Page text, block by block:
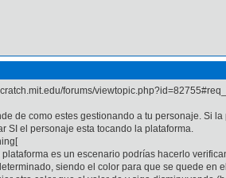
forums/
de como estes gestionando a tu personaje. Si
SI el personaje esta tocando la plataforma.
plataforma es un escenario podrías hacerlo
siendo el color para que se quede en